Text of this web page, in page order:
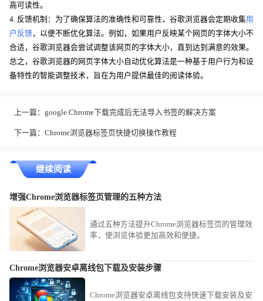
高可读性。
4. 反馈机制：为了确保算法的准确性和可靠性，谷歌浏览器会定期收集用
户反馈，以便不断优化算法。例如，如果用户反映某个网页的字体大小不
合适，谷歌浏览器会尝试调整该网页的字体大小，直到达到满意的效果。
总之，谷歌浏览器的网页字体大小自动优化算法是一种基于用户行为和设
备特性的智能调整技术，旨在为用户提供最佳的阅读体验。
上一篇： google Chrome下载完成后无法导入书签的解决方案
下一篇： Chrome浏览器标签页快捷切换操作教程
继续阅读
增强Chrome浏览器标签页管理的五种方法
通过五种方法提升Chrome浏览器标签页的管理效
率，使浏览体验更加高效和便捷。
Chrome浏览器安卓离线包下载及安装步骤
Chrome浏览器安卓离线包支持快速下载安装及安